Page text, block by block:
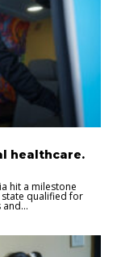
healthcare.
hit a milestone
state qualified for